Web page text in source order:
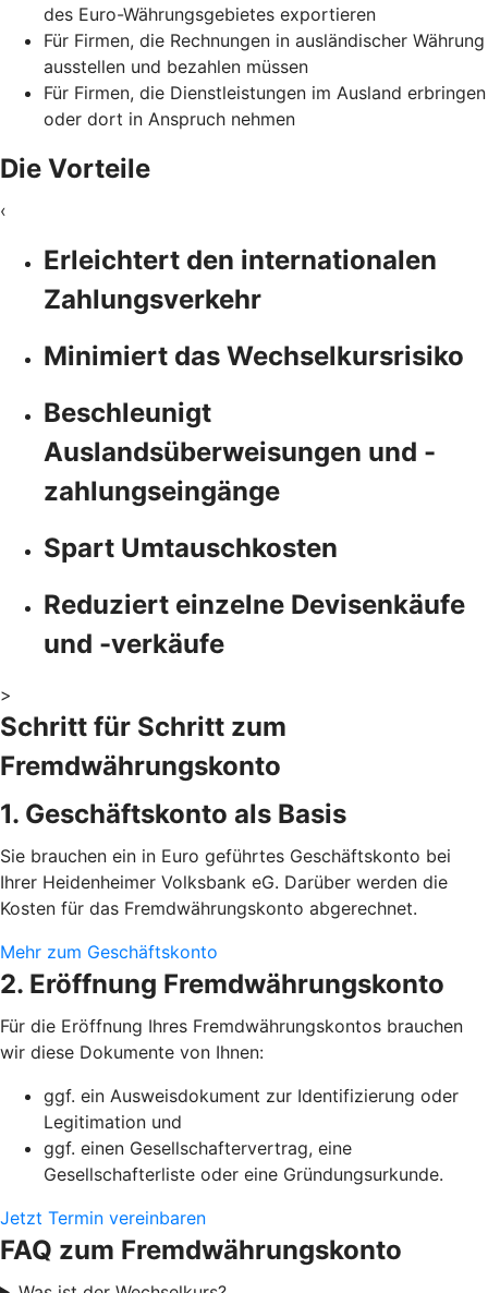
des Euro-Währungsgebietes exportieren
Für Firmen, die Rechnungen in ausländischer Währung
ausstellen und bezahlen müssen
Für Firmen, die Dienstleistungen im Ausland erbringen
oder dort in Anspruch nehmen
Die Vorteile
‹
Erleichtert den internationalen
Zahlungsverkehr
Minimiert das Wechselkursrisiko
Beschleunigt
Auslandsüberweisungen und -
zahlungseingänge
Spart Umtauschkosten
Reduziert einzelne Devisenkäufe
und -verkäufe
>
Schritt für Schritt zum
Fremdwährungskonto
1. Geschäftskonto als Basis
Sie brauchen ein in Euro geführtes Geschäftskonto bei
Ihrer Heidenheimer Volksbank eG. Darüber werden die
Kosten für das Fremdwährungskonto abgerechnet.
Mehr zum Geschäftskonto
2. Eröffnung Fremdwährungskonto
Für die Eröffnung Ihres Fremdwährungskontos brauchen
wir diese Dokumente von Ihnen:
ggf. ein Ausweisdokument zur Identifizierung oder
Legitimation und
ggf. einen Gesellschaftervertrag, eine
Gesellschafterliste oder eine Gründungsurkunde.
Jetzt Termin vereinbaren
FAQ zum Fremdwährungskonto